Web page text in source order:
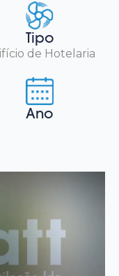
Tipo
de Hotelaria
Ano